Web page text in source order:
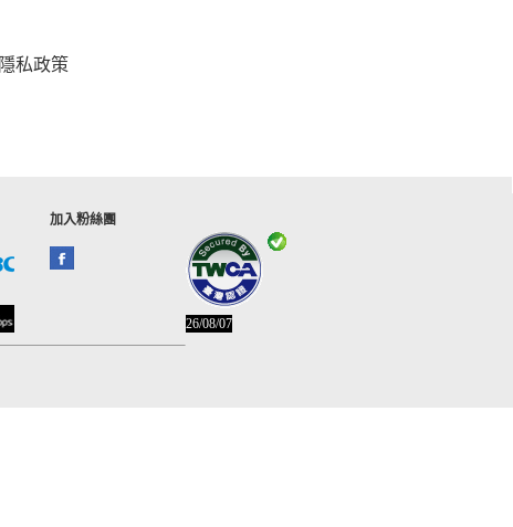
隱私政策
加入粉絲團
26/08/07